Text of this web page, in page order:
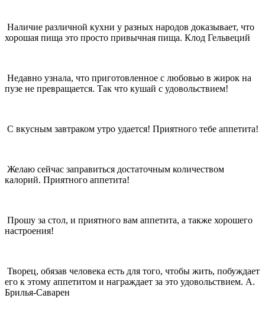
Наличие различной кухни у разных народов доказывает, что
хорошая пища это просто привычная пища. Клод Гельвеций
Недавно узнала, что приготовленное с любовью в жирок на
пузе не превращается. Так что кушай с удовольствием!
С вкусным завтраком утро удается! Приятного тебе аппетита!
Желаю сейчас заправиться достаточным количеством
калорий. Приятного аппетита!
Прошу за стол, и приятного вам аппетита, а также хорошего
настроения!
Творец, обязав человека есть для того, чтобы жить, побуждает
его к этому аппетитом и награждает за это удовольствием. А.
Брилья-Саварен